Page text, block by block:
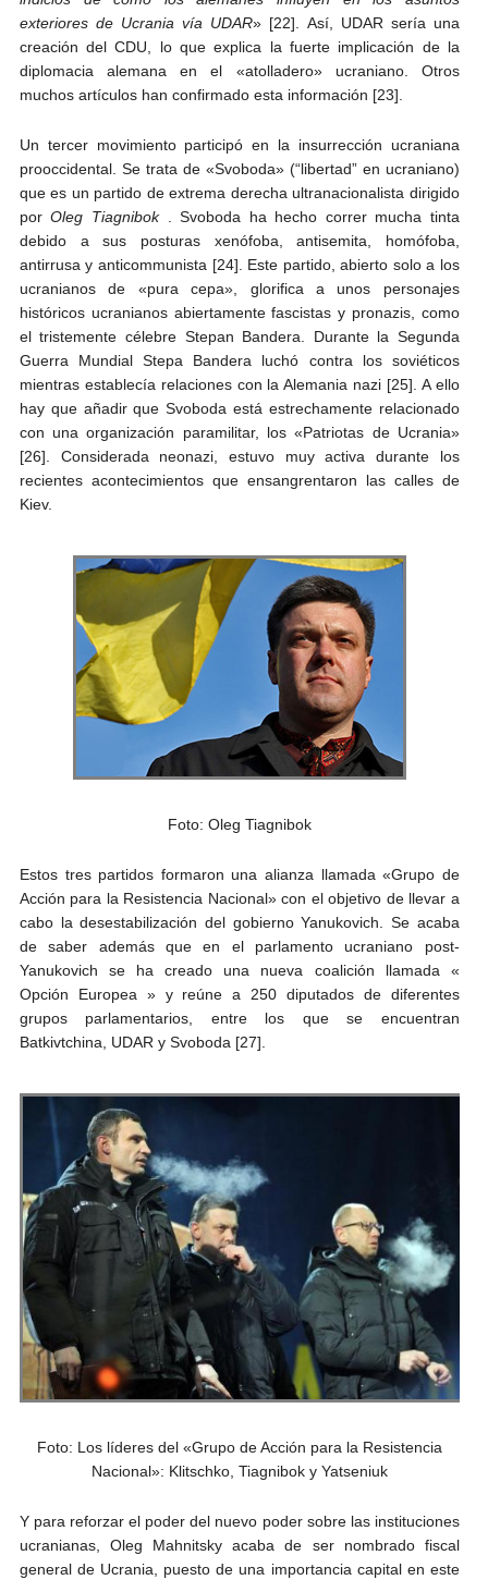
exteriores de Ucrania vía UDAR» [22]. Así, UDAR sería una
creación del CDU, lo que explica la fuerte implicación de la
diplomacia alemana en el «atolladero» ucraniano. Otros
muchos artículos han confirmado esta información [23].
Un tercer movimiento participó en la insurrección ucraniana
prooccidental. Se trata de «Svoboda» (“libertad” en ucraniano)
que es un partido de extrema derecha ultranacionalista dirigido
porOleg Tiagnibok . Svoboda ha hecho correr mucha tinta
debido a sus posturas xenófoba, antisemita, homófoba,
antirrusa y anticommunista [24]. Este partido, abierto solo a los
ucranianos de «pura cepa», glorifica a unos personajes
históricos ucranianos abiertamente fascistas y pronazis, como
el tristemente célebre Stepan Bandera. Durante la Segunda
Guerra Mundial Stepa Bandera luchó contra los soviéticos
mientras establecía relaciones con la Alemania nazi [25]. A ello
hay que añadir que Svoboda está estrechamente relacionado
con una organización paramilitar, los «Patriotas de Ucrania»
[26]. Considerada neonazi, estuvo muy activa durante los
recientes acontecimientos que ensangrentaron las calles de
Kiev.
Foto: Oleg Tiagnibok
Estos tres partidos formaron una alianza llamada «Grupo de
Acción para la Resistencia Nacional» con el objetivo de llevar a
cabo la desestabilización del gobierno Yanukovich. Se acaba
de saber además que en el parlamento ucraniano post-
Yanukovich se ha creado una nueva coalición llamada «
Opción Europea » y reúne a 250 diputados de diferentes
grupos parlamentarios, entre los que se encuentran
Batkivtchina, UDAR y Svoboda [27].
Foto: Los líderes del «Grupo de Acción para la Resistencia
Nacional»: Klitschko, Tiagnibok y Yatseniuk
Y para reforzar el poder del nuevo poder sobre las instituciones
ucranianas, Oleg Mahnitsky acaba de ser nombrado fiscal
general de Ucrania, puesto de una importancia capital en este